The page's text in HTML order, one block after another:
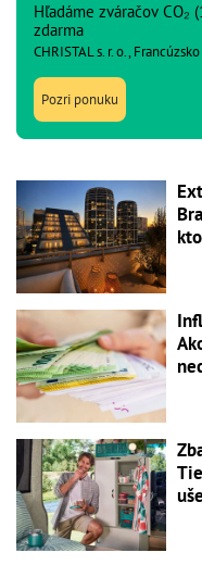
Hľadáme zváračov CO₂
zdarma
CHRISTAL s. r. o., Francúzsko
Pozri ponuku